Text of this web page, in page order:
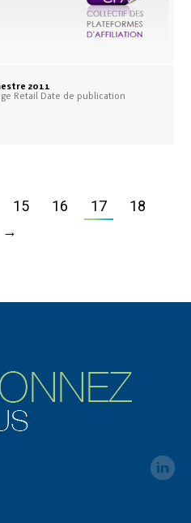
2011
Retail Date de publication
15 16 17
18
→